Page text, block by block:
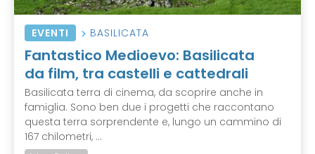
EVENTI BASILICATA
Fantastico Medioevo: Basilicata
da film, tra castelli e cattedrali
Basilicata terra di cinema, da scoprire anche in
famiglia. Sono ben due i progetti che raccontano
questa terra sorprendente e, lungo un cammino di
167 chilometri, ...